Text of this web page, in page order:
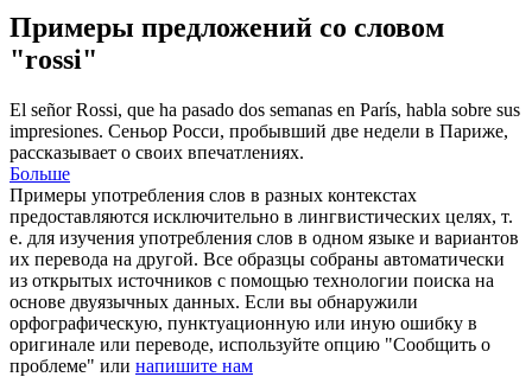
Примеры предложений со словом
"rossi"
El señorRossi, que ha pasado dos semanas en París, habla sobre sus
impresiones. Сеньор Росси, пробывший две недели в Париже,
рассказывает о своих впечатлениях.
Больше
Примеры употребления слов в разных контекстах
предоставляются исключительно в лингвистических целях, т.
е. для изучения употребления слов в одном языке и вариантов
их перевода на другой. Все образцы собраны автоматически
из открытых источников с помощью технологии поиска на
основе двуязычных данных. Если вы обнаружили
орфографическую, пунктуационную или иную ошибку в
оригинале или переводе, используйте опцию "Сообщить о
проблеме" или напишите нам